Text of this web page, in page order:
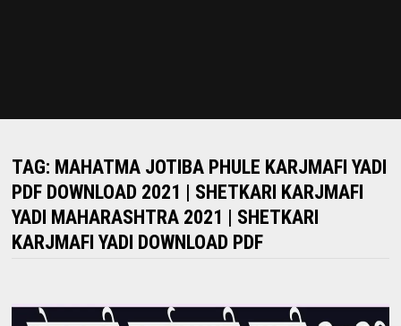
TAG: MAHATMA JOTIBA PHULE KARJMAFI YADI
PDF DOWNLOAD 2021 | SHETKARI KARJMAFI
YADI MAHARASHTRA 2021 | SHETKARI
KARJMAFI YADI DOWNLOAD PDF